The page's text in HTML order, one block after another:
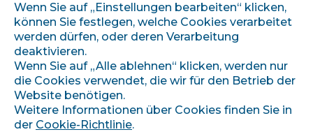
Startseite›Integrationen
MARKTPLÄTZE
Wenn Sie auf „Einstellungen bearbeiten“ klicken,
können Sie festlegen, welche Cookies verarbeitet
werden dürfen, oder deren Verarbeitung
deaktivieren.
Wenn Sie auf „Alle ablehnen“ klicken, werden nur
die Cookies verwendet, die wir für den Betrieb der
Website benötigen.
Weitere Informationen über Cookies finden Sie in
der Cookie-Richtlinie.